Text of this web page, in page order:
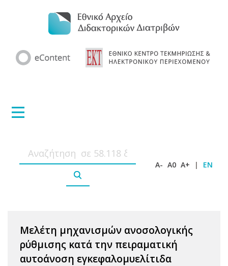
A- A0 A+ | EN
Μελέτη μηχανισμών ανοσολογικής
ρύθμισης κατά την πειραματική
αυτοάνοση εγκεφαλομυελίτιδα